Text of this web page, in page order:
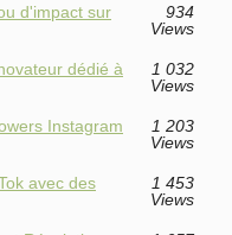
d'impact sur
934
Views
dédié à
1 032
Views
Instagram
1 203
Views
avec des
1 453
Views